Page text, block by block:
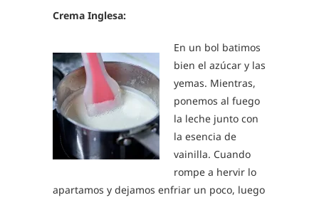
Crema Inglesa:
En un bol batimos
bien el azúcar y las
yemas. Mientras,
ponemos al fuego
la leche junto con
la esencia de
vainilla. Cuando
rompe a hervir lo
apartamos y dejamos enfriar un poco, luego